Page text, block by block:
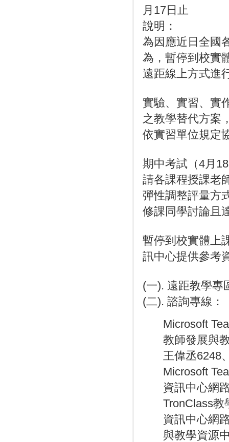
月17日止
說明：
為因應近日全國
為，暫停到校實
遠距線上方式進
實驗、實習、實
之教學替代方案
依實習單位規定
期中考試（4月
請各課程授課老
彈性調整評量方
修課同學討論且
暫停到校實體上
訊中心提供參考
(一). 遠距教學專
(二). 諮詢專線：
Microsoft
教師發展與
王偉丞6248
Microsoft
資訊中心網
TronClass教
資訊中心網
與教學資源